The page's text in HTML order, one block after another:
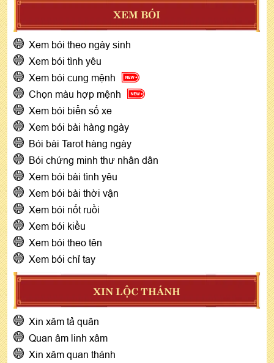
XEM BÓI
Xem bói theo ngày sinh
Xem bói tình yêu
Xem bói cung mệnh
Chọn màu hợp mệnh
Xem bói biển số xe
Xem bói bài hàng ngày
Bói bài Tarot hàng ngày
Bói chứng minh thư nhân dân
Xem bói bài tình yêu
Xem bói bài thời vận
Xem bói nốt ruồi
Xem bói kiều
Xem bói theo tên
Xem bói chỉ tay
XIN LỘC THÁNH
Xin xăm tả quân
Quan âm linh xâm
Xin xăm quan thánh